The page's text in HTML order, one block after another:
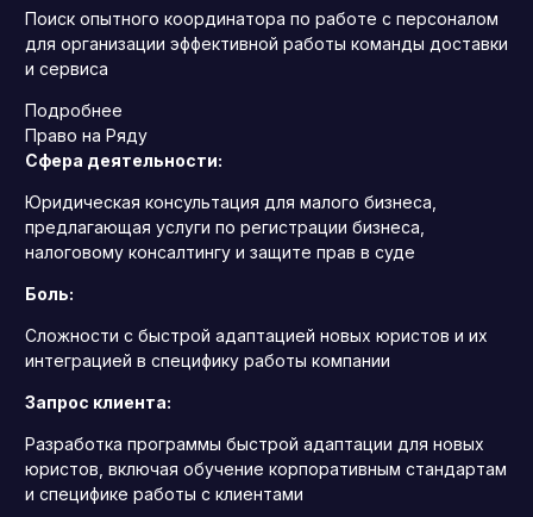
Поиск опытного координатора по работе с персоналом
для организации эффективной работы команды доставки
и сервиса
Подробнее
Право на Ряду
Сфера деятельности:
Юридическая консультация для малого бизнеса,
предлагающая услуги по регистрации бизнеса,
налоговому консалтингу и защите прав в суде
Боль:
Сложности с быстрой адаптацией новых юристов и их
интеграцией в специфику работы компании
Запрос клиента:
Разработка программы быстрой адаптации для новых
юристов, включая обучение корпоративным стандартам
и специфике работы с клиентами